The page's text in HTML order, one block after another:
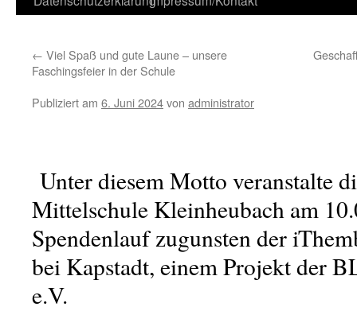
← Viel Spaß und gute Laune – unsere
Faschingsfeier in der Schule
Publiziert am 6. Juni 2024von administrator
Unter diesem Motto veranstalte
Mittelschule Kleinheubach am
Spendenlauf zugunsten der
bei Kapstadt, einem Projekt der
e.V.